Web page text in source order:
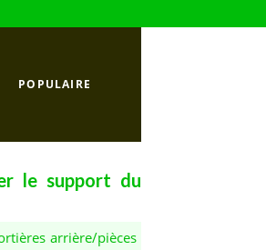
POPULAIRE
le support du
arrière/pièces